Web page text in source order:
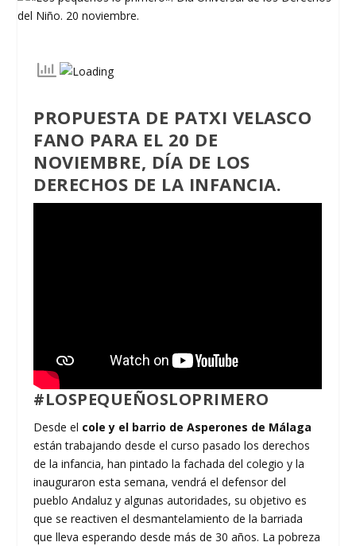
PROPUESTA DE PATXI VELASCO
FANO PARA EL 20 DE
NOVIEMBRE, DÍA DE LOS
DERECHOS DE LA INFANCIA.
#LOSPEQUEÑOSLOPRIMERO
Desde el cole y el barrio de Asperones de Málaga
están trabajando desde el curso pasado los derechos
de la infancia, han pintado la fachada del colegio y la
inauguraron esta semana, vendrá el defensor del
pueblo Andaluz y algunas autoridades, su objetivo es
que se reactiven el desmantelamiento de la barriada
que lleva esperando desde más de 30 años. La pobreza